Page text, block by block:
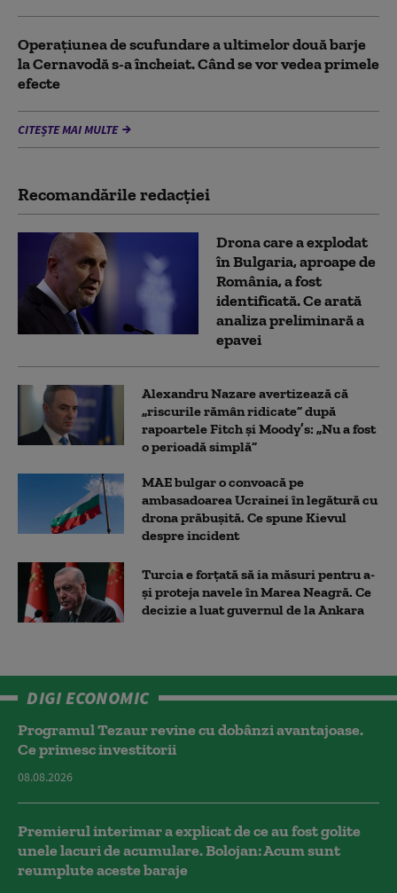
Operațiunea de scufundare a ultimelor două barje
la Cernavodă s-a încheiat. Când se vor vedea primele
efecte
CITEȘTE MAI MULTE
Recomandările redacţiei
Drona care a explodat
în Bulgaria, aproape de
România, a fost
identificată. Ce arată
analiza preliminară a
epavei
Alexandru Nazare avertizează că
„riscurile rămân ridicate” după
rapoartele Fitch și Moody’s: „Nu a fost
o perioadă simplă”
MAE bulgar o convoacă pe
ambasadoarea Ucrainei în legătură cu
drona prăbuşită. Ce spune Kievul
despre incident
Turcia e forțată să ia măsuri pentru a-
și proteja navele în Marea Neagră. Ce
decizie a luat guvernul de la Ankara
DIGI ECONOMIC
Programul Tezaur revine cu dobânzi avantajoase.
Ce primesc investitorii
08.08.2026
Premierul interimar a explicat de ce au fost golite
unele lacuri de acumulare. Bolojan: Acum sunt
reumplute aceste baraje